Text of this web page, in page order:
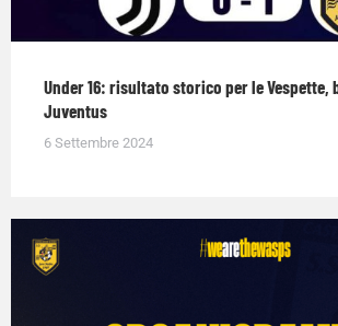
Under 16: risultato storico per le Vespette,
Juventus
6 Settembre 2024